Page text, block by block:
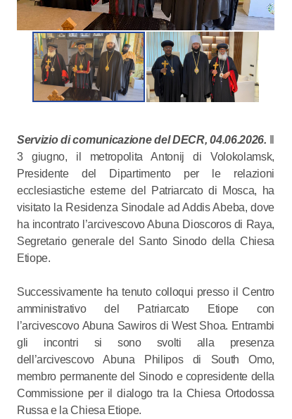
Servizio di comunicazione del DECR, 04.06.2026.
3 giugno, il metropolita Antonij di Volokolamsk,
Presidente del Dipartimento per le relazioni
ecclesiastiche esterne del Patriarcato di Mosca, ha
visitato la Residenza Sinodale ad Addis Abeba, dove
ha incontrato l’arcivescovo Abuna Dioscoros di Raya,
Segretario generale del Santo Sinodo della Chiesa
Etiope.
Successivamente ha tenuto colloqui presso il Centro
amministrativo del Patriarcato Etiope con
l’arcivescovo Abuna Sawiros di West Shoa. Entrambi
gli incontri si sono svolti alla presenza
dell’arcivescovo Abuna Philipos di South Omo,
membro permanente del Sinodo e copresidente della
Commissione per il dialogo tra la Chiesa Ortodossa
Russa e la Chiesa Etiope.